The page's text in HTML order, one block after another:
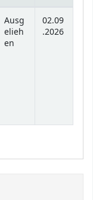
sich unterhalb)
Ausg
elieh
en
02.09
.2026